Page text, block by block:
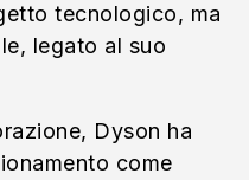
tecnologico, ma
legato al suo
Dyson ha
come